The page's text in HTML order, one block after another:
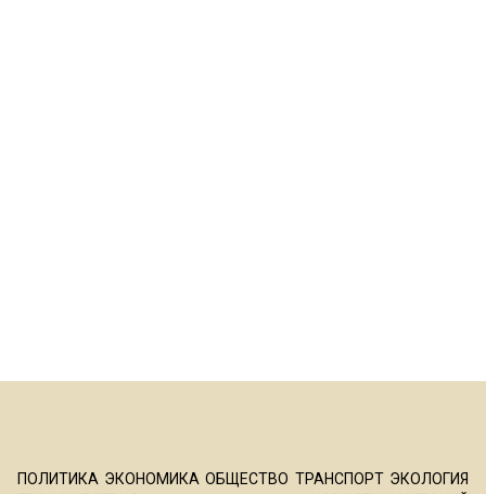
ПОЛИТИКА ЭКОНОМИКА ОБЩЕСТВО ТРАНСПОРТ ЭКОЛОГИЯ